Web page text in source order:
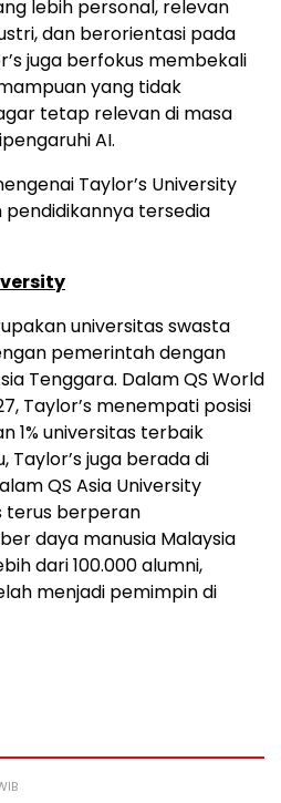
lebih personal, relevan
dan berorientasi pada
juga berfokus membekali
yang tidak
tetap relevan di masa
AI.
Taylor’s University
tersedia
universitas swasta
pemerintah dengan
Tenggara. Dalam QS World
Taylor’s menempati posisi
1% universitas terbaik
Taylor’s juga berada di
QS Asia University
terus berperan
daya manusia Malaysia
dari 100.000 alumni,
menjadi pemimpin di